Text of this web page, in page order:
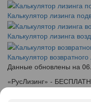
Калькулятор лизинга
Калькулятор лизинга
Калькулятор возвратного
Данные обновлены на
«РусЛизинг» -
программ